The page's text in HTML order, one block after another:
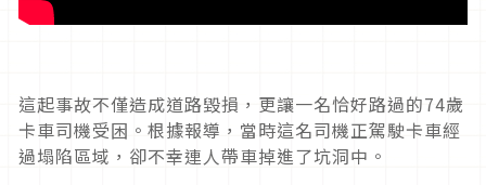
這起事故不僅造成道路毀損，更讓一名恰好路過的74歲
卡車司機受困。根據報導，當時這名司機正駕駛卡車經
過塌陷區域，卻不幸連人帶車掉進了坑洞中。